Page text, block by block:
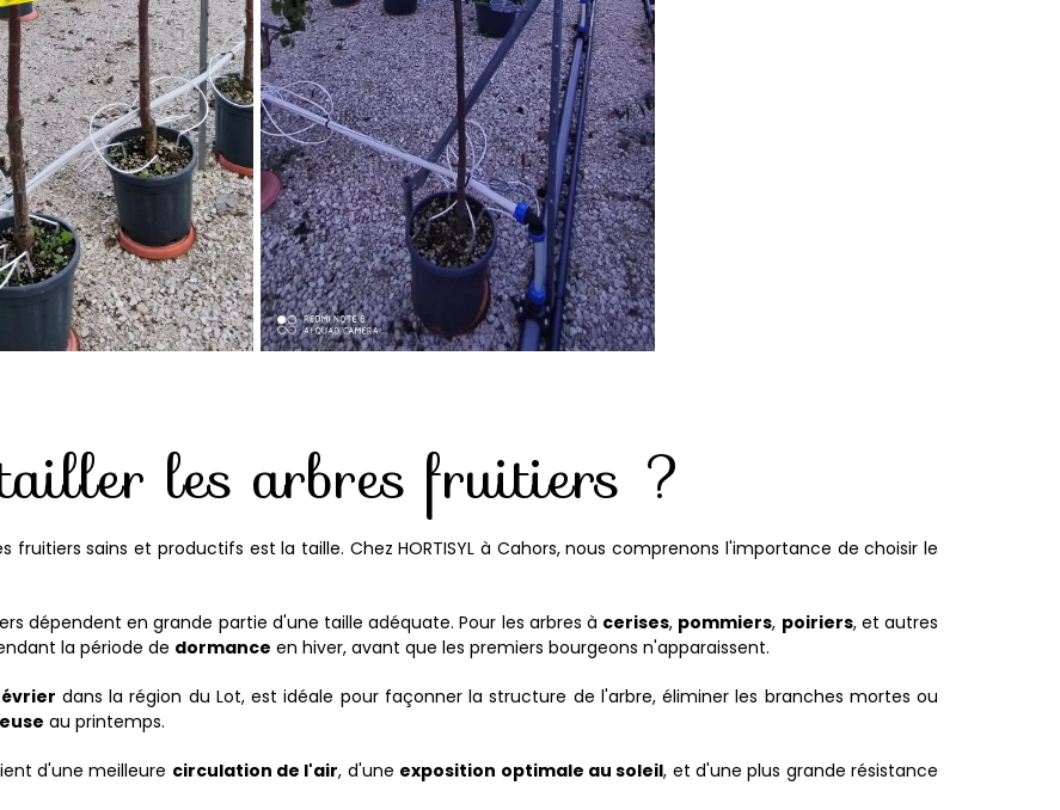
les arbres fruitiers ?
fruitiers sains et productifs est la taille. Chez HORTISYL à Cahors, nous comprenons l'importance de choisir le
dépendent en grande partie d'une taille adéquate. Pour les arbres à cerises, pommiers, poiriers, et autres
la période de dormance en hiver, avant que les premiers bourgeons n'apparaissent.
dans la région du Lot, est idéale pour façonner la structure de l'arbre, éliminer les branches mortes ou
au printemps.
d'une meilleure circulation de l'air, d'une exposition optimale au soleil, et d'une plus grande résistance